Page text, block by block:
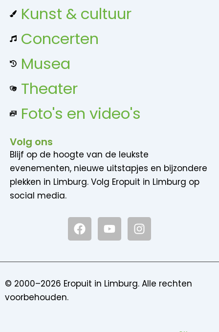
Kunst & cultuur
Concerten
Musea
Theater
Foto's en video's
Volg ons
Blijf op de hoogte van de leukste
evenementen, nieuwe uitstapjes en bijzondere
plekken in Limburg. Volg Eropuit in Limburg op
social media.
F
a
c
o
Y
o
u
b
I
n
s
g
© 2000–2026 Eropuit in Limburg. Alle rechten
voorbehouden.